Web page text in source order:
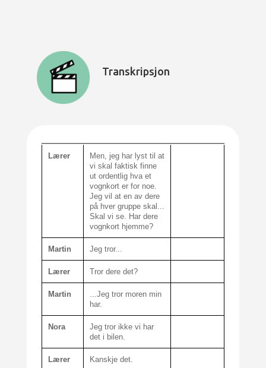
Transkripsjon
Lærer
Men, jeg har lyst til at
vi skal faktisk finne
ut ordentlig hva et
vognkort er for noe.
Jeg vil at en av dere
på hver gruppe skal...
Skal vi se. Har dere
vognkort hjemme?
Martin Jeg tror...
Lærer Tror dere det?
Martin
...Jeg tror moren min
har.
Nora
Jeg tror ikke vi har
det i bilen.
Lærer Kanskje det.